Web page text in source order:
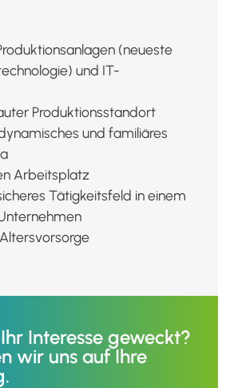
(neueste
und IT-
Produktionsstandort
und familiäres
Arbeitsplatz
Tätigkeitsfeld in einem
Interesse geweckt?
wir uns auf Ihre